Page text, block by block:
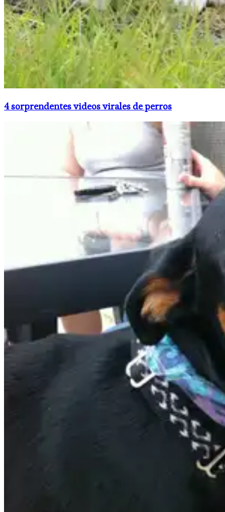
4 sorprendentes videos virales de perros